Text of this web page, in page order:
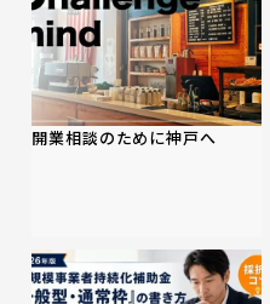
開業相談のために神戸へ